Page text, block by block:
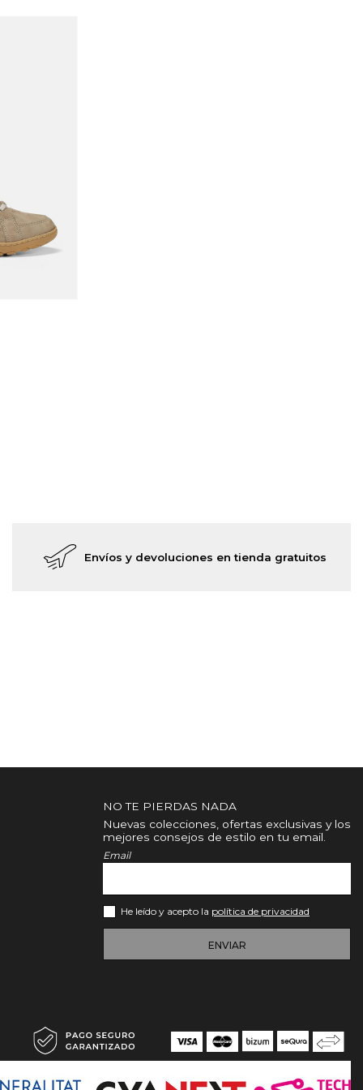
Envíos y devoluciones en tienda gratuitos
NO TE PIERDAS NADA
Nuevas colecciones, ofertas exclusivas y los
mejores consejos de estilo en tu email.
Email
He leído y acepto la política de privacidad
ENVIAR